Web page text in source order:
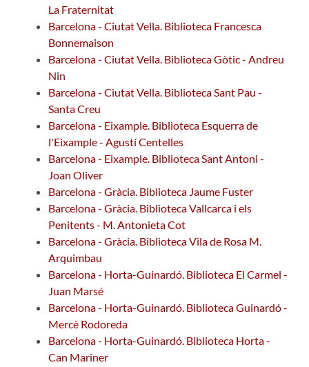
La Fraternitat
Barcelona - Ciutat Vella. Biblioteca Francesca
Bonnemaison
Barcelona - Ciutat Vella. Biblioteca Gòtic - Andreu
Nin
Barcelona - Ciutat Vella. Biblioteca Sant Pau -
Santa Creu
Barcelona - Eixample. Biblioteca Esquerra de
l'Eixample - Agustí Centelles
Barcelona - Eixample. Biblioteca Sant Antoni -
Joan Oliver
Barcelona - Gràcia. Biblioteca Jaume Fuster
Barcelona - Gràcia. Biblioteca Vallcarca i els
Penitents - M. Antonieta Cot
Barcelona - Gràcia. Biblioteca Vila de Rosa M.
Arquimbau
Barcelona - Horta-Guinardó. Biblioteca El Carmel -
Juan Marsé
Barcelona - Horta-Guinardó. Biblioteca Guinardó -
Mercè Rodoreda
Barcelona - Horta-Guinardó. Biblioteca Horta -
Can Mariner